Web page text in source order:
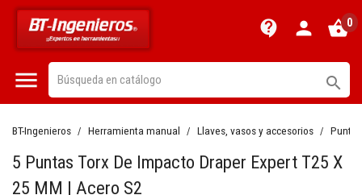
contact_support person shopping_basket0
 
BT-Ingenieros Herramienta manual Llaves, vasos y accesorios
5 Puntas Torx De Impacto Draper Expert T25 X
25 MM | Acero S2